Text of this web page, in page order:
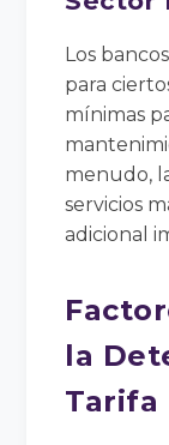
Los
para
mínimas
menudo,
servicios
adicional
la
Tarifa